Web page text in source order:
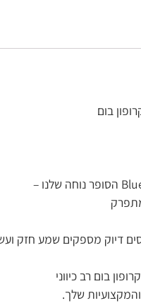
בום רב כיווני
שלך.